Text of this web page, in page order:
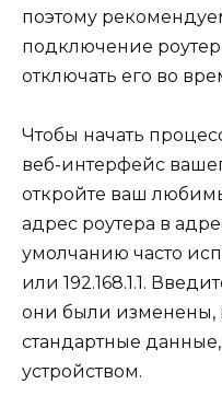
поэтому
подключение
отключать его во
Чтобы начать
веб-интерфейс
откройте ваш
адрес роутера в
умолчанию часто
или 192.168.1.1.
они были изменены,
стандартные
устройством.